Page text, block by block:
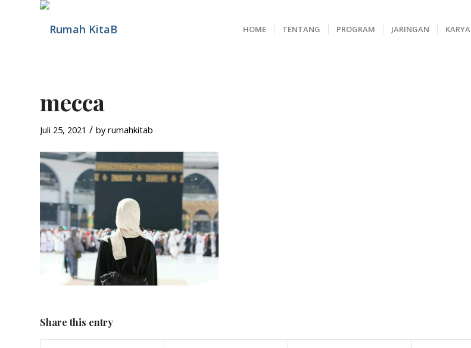
HOME TENTANG PROGRAM JARINGAN KARYA
mecca
Juli 25, 2021 / byrumahkitab
Share this entry